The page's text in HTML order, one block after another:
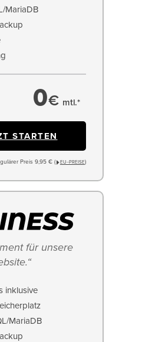
MariaDB
0€ mtl.*
STARTEN
Preis 9,95 € ( EU−PREISE)
für unsere
inklusive
MariaDB